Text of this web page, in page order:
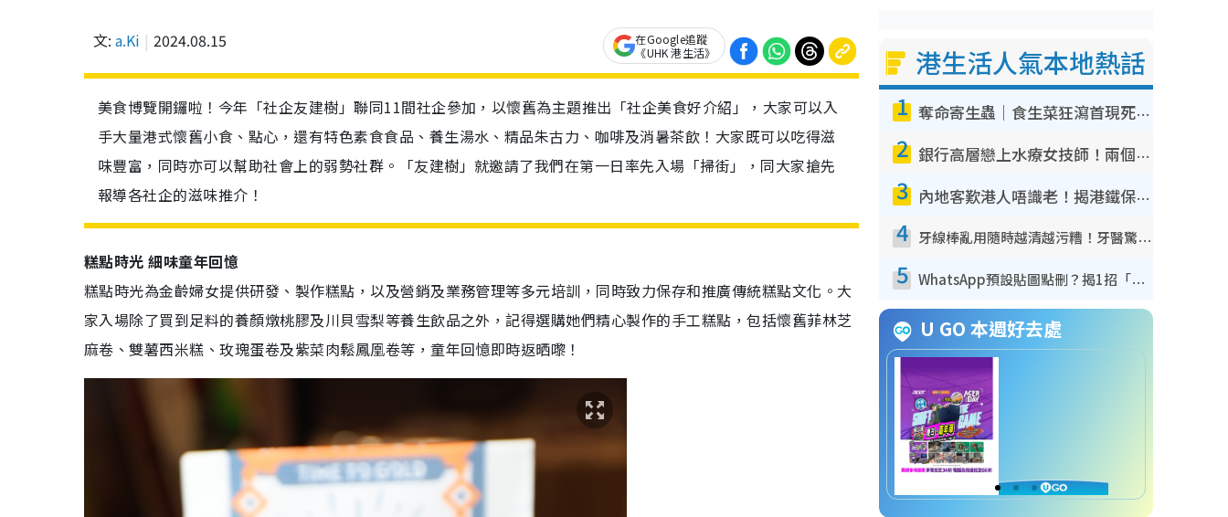
文: a.Ki 2024.08.15
在Google追蹤
《UHK 港生活》
美食博覽開鑼啦！今年「社企友建樹」聯同11間社企參加，以懷舊為主題推出「社企美食好介紹」，大家可以入
手大量港式懷舊小食、點心，還有特色素食食品、養生湯水、精品朱古力、咖啡及消暑茶飲！大家既可以吃得滋
味豐富，同時亦可以幫助社會上的弱勢社群。「友建樹」就邀請了我們在第一日率先入場「掃街」，同大家搶先
報導各社企的滋味推介！
糕點時光 細味童年回憶
糕點時光為金齡婦女提供研發、製作糕點，以及營銷及業務管理等多元培訓，同時致力保存和推廣傳統糕點文化。大
家入場除了買到足料的養顏燉桃膠及川貝雪梨等養生飲品之外，記得選購她們精心製作的手工糕點，包括懷舊菲林芝
麻卷、雙薯西米糕、玫瑰蛋卷及紫菜肉鬆鳳凰卷等，童年回憶即時返晒嚟！
港生活人氣本地熱話
1 奪命寄生蟲｜食生菜狂瀉首現死者！疫潮惡化錄1.8萬宗病例 揭洗菜3大謬誤
2 銀行高層戀上水療女技師！兩個月借128萬驚覺「沉船」沉落火海 揭背後疑似邪教操控賣淫
3 內地客歎港人唔識老！揭港鐵保鮮級冷氣 港人求放過：咪投訴
4 牙線棒亂用隨時越清越污糟！牙醫驚揭盲目過戶細菌恐致蛀牙：呢種先係日常真保養
5 WhatsApp預設貼圖點刪？揭1招「反向操作」還原簡潔介面 附3步實測教學
U GO 本週好去處